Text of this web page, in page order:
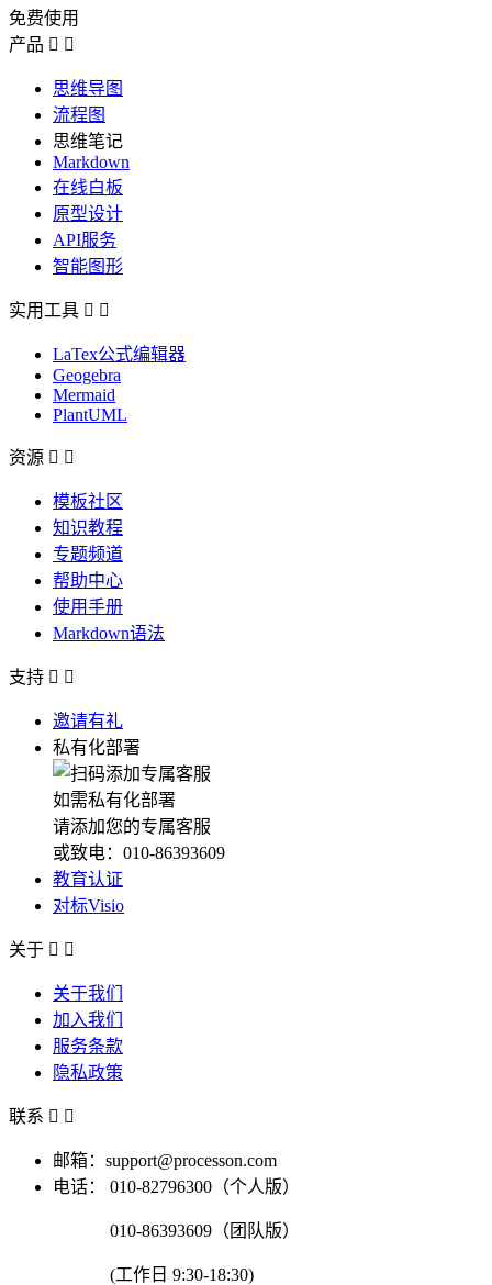
免费使用
产品  
思维导图
流程图
思维笔记
Markdown
在线白板
原型设计
API服务
智能图形
实用工具  
LaTex公式编辑器
Geogebra
Mermaid
PlantUML
资源  
模板社区
知识教程
专题频道
帮助中心
使用手册
Markdown语法
支持  
邀请有礼
私有化部署
如需私有化部署
请添加您的专属客服
或致电：010-86393609
教育认证
对标Visio
关于  
关于我们
加入我们
服务条款
隐私政策
联系  
邮箱：support@processon.com
电话：
010-82796300（个人版）
010-86393609（团队版）
(工作日 9:30-18:30)